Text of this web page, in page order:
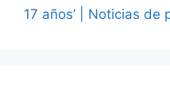
17 años’ | Noticias de